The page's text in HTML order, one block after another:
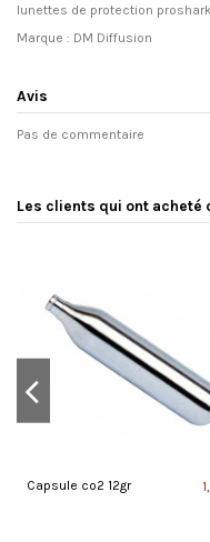
lunettes de protection
Marque : DM Diffusion
Avis
Pas de commentaire
Les clients qui ont acheté
Capsule co2 12gr